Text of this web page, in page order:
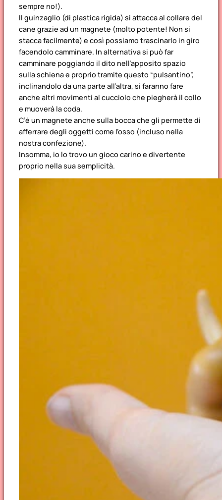
sempre no!).
Il guinzaglio (di plastica rigida) si attacca al collare del
cane grazie ad un magnete (molto potente! Non si
stacca facilmente) e così possiamo trascinarlo in giro
facendolo camminare. In alternativa si può far
camminare poggiando il dito nell’apposito spazio
sulla schiena e proprio tramite questo “pulsantino”,
inclinandolo da una parte all’altra, si faranno fare
anche altri movimenti al cucciolo che piegherà il collo
e muoverà la coda.
C’è un magnete anche sulla bocca che gli permette di
afferrare degli oggetti come l’osso (incluso nella
nostra confezione).
Insomma, io lo trovo un gioco carino e divertente
proprio nella sua semplicità.